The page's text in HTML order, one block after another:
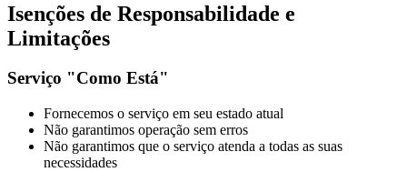
Isenções de Responsabilidade e
Limitações
Serviço "Como Está"
Fornecemos o serviço em seu estado atual
Não garantimos operação sem erros
Não garantimos que o serviço atenda a todas as suas
necessidades